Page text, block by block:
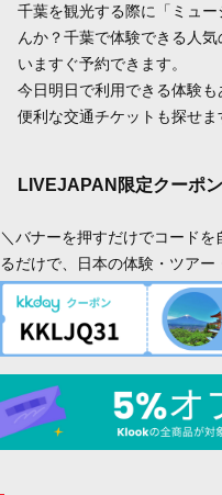
千葉を観光する際に「ミュ
んか？千葉で体験できる人
いますぐ予約できます。
今日明日で利用できる体験
便利な交通チケットも探せま
LIVEJAPAN限定クーポン
＼バナーを押すだけでコード
るだけで、日本の体験・ツア